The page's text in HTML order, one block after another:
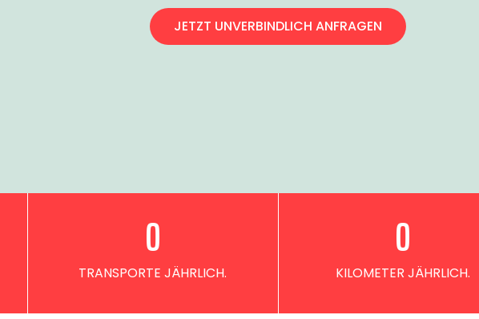
JETZT UNVERBINDLICH ANFRAGEN
TRANSPORTE JÄHRLICH.
0
KILOMETER JÄHRLICH.
0